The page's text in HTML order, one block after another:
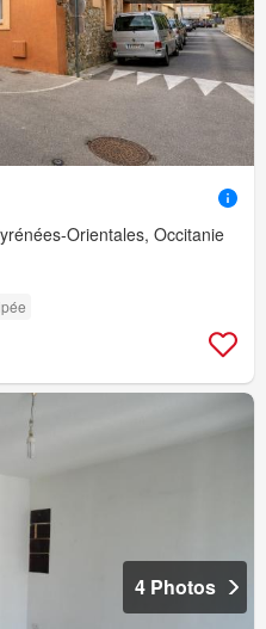
Orientales, Occitanie
4 Photos